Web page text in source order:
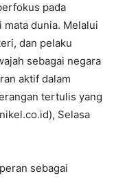
pada
dunia. Melalui
dan pelaku
sebagai negara
aktif dalam
tertulis yang
Selasa
sebagai